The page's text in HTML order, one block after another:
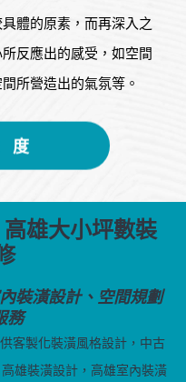
體的原素，而再深入之
反應出的感受，如空間
所營造出的氣氛等。
度
雄大小坪數裝
裝潢設計、空間規劃
務
客製化裝潢風格設計，中古
雄裝潢設計，高雄室內裝潢